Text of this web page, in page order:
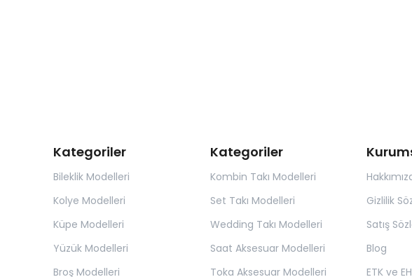
Kategoriler
Bileklik Modelleri
Kolye Modelleri
Küpe Modelleri
Yüzük Modelleri
Broş Modelleri
Kategoriler
Kombin Takı Modelleri
Set Takı Modelleri
Wedding Takı Modelleri
Saat Aksesuar Modelleri
Toka Aksesuar Modelleri
Gizlilik
Satış
Blog
ETK ve